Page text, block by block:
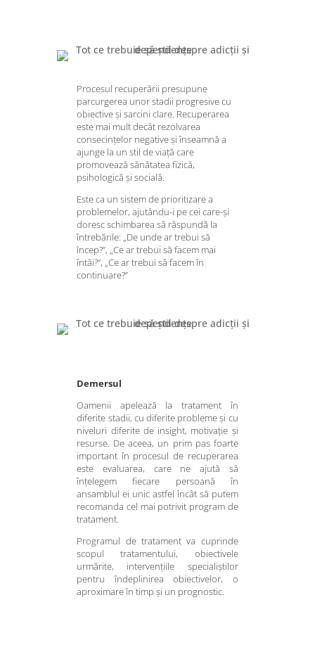
Procesul recuperării presupune
parcurgerea unor stadii progresive cu
obiective și sarcini clare. Recuperarea
este mai mult decât rezolvarea
consecințelor negative și înseamnă a
ajunge la un stil de viață care
promovează sănătatea fizică,
psihologică și socială.
Este ca un sistem de prioritizare a
problemelor, ajutându-i pe cei care-și
doresc schimbarea să răspundă la
întrebările: „De unde ar trebui să
încep?”, „Ce ar trebui să facem mai
întâi?”, „Ce ar trebui să facem în
continuare?”
Demersul
Oamenii apelează la tratament în
diferite stadii, cu diferite probleme și cu
niveluri diferite de insight, motivație și
resurse. De aceea, un prim pas foarte
important în procesul de recuperarea
este evaluarea, care ne ajută să
înțelegem fiecare persoană în
ansamblul ei unic astfel încât să putem
recomanda cel mai potrivit program de
tratament.
Programul de tratament va cuprinde
scopul tratamentului, obiectivele
urmărite, intervențiile specialiștilor
pentru îndeplinirea obiectivelor, o
aproximare în timp și un prognostic.